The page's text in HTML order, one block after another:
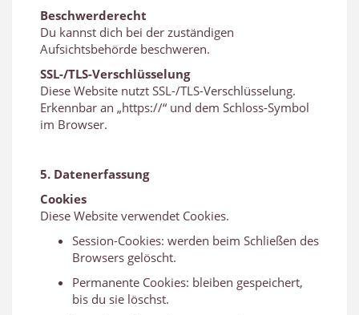
Beschwerderecht
Du kannst dich bei der zuständigen
Aufsichtsbehörde beschweren.
SSL-/TLS-Verschlüsselung
Diese Website nutzt SSL-/TLS-Verschlüsselung.
Erkennbar an „https://“ und dem Schloss-Symbol
im Browser.
5. Datenerfassung
Cookies
Diese Website verwendet Cookies.
Session-Cookies: werden beim Schließen des
Browsers gelöscht.
Permanente Cookies: bleiben gespeichert,
bis du sie löschst.